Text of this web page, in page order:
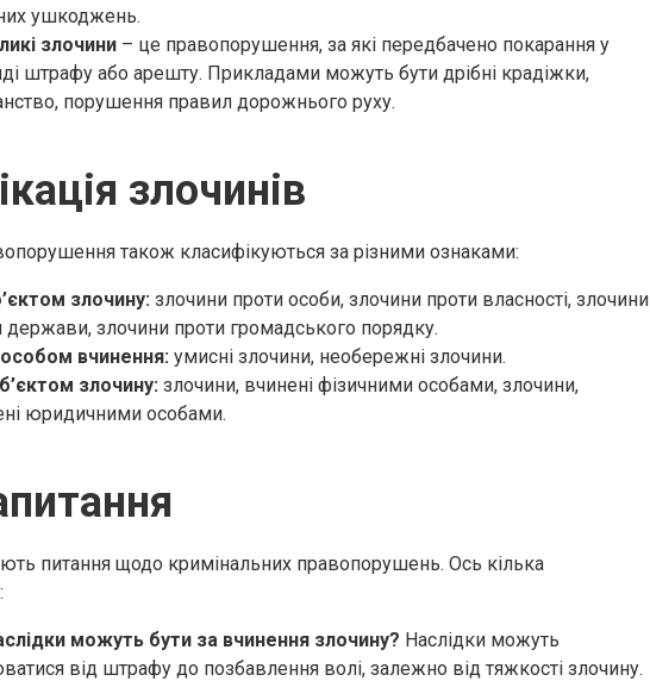
ушкоджень.
злочини – це правопорушення, за які передбачено покарання у
штрафу або арешту. Прикладами можуть бути дрібні крадіжки,
порушення правил дорожнього руху.
злочинів
також класифікуються за різними ознаками:
злочину: злочини проти особи, злочини проти власності, злочини
держави, злочини проти громадського порядку.
вчинення: умисні злочини, необережні злочини.
злочину: злочини, вчинені фізичними особами, злочини,
юридичними особами.
питання щодо кримінальних правопорушень. Ось кілька
можуть бути за вчинення злочину? Наслідки можуть
від штрафу до позбавлення волі, залежно від тяжкості злочину.